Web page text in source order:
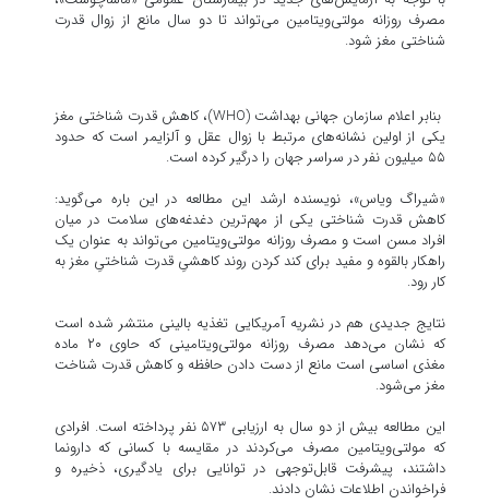
مصرف روزانه مولتی‌ویتامین می‌تواند تا دو سال مانع از زوال قدرت
شناختی مغز شود.
بنابر اعلام سازمان جهانی بهداشت (WHO)، کاهش قدرت شناختی مغز
یکی از اولین نشانه‌های مرتبط با زوال عقل و آلزایمر است که حدود
۵۵ میلیون نفر در سراسر جهان را درگیر کرده است.
«شیراگ ویاس»، نویسنده ارشد این مطالعه در این باره می‌گوید:
کاهش قدرت شناختی یکی از مهم‌ترین دغدغه‌های سلامت در میان
افراد مسن است و مصرف روزانه مولتی‌ویتامین می‌تواند به‌ عنوان یک
راهکار بالقوه و مفید برای کند کردن روند کاهشیِ قدرت شناختیِ مغز به
کار رود.
نتایج جدیدی هم در نشریه آمریکایی تغذیه بالینی منتشر شده است
که نشان می‌دهد مصرف روزانه مولتی‌ویتامینی که حاوی ۲۰ ماده
مغذی اساسی است مانع از دست دادن حافظه و کاهش قدرت شناخت
مغز می‌شود.
این مطالعه بیش از دو سال به ارزیابی ۵۷۳ نفر پرداخته است. افرادی
که مولتی‌ویتامین مصرف می‌کردند در مقایسه با کسانی که دارونما
داشتند، پیشرفت قابل‌توجهی در توانایی‌ برای یادگیری، ذخیره و
فراخواندن اطلاعات نشان دادند.